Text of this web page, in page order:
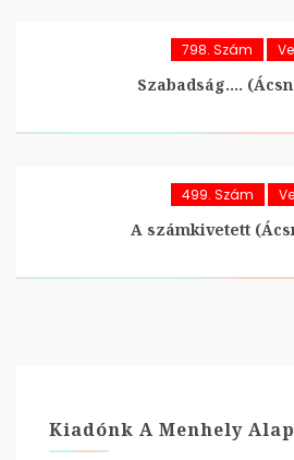
798. Szám
Szabadság….
499. Szám
A számkivetett
Kiadónk A Menhely